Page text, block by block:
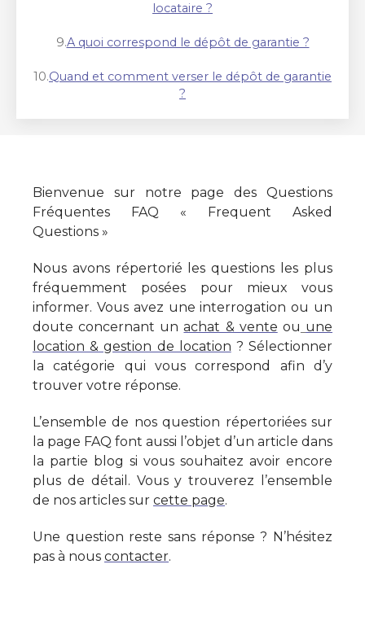
locataire ?
9.A quoi correspond le dépôt de garantie ?
10.Quand et comment verser le dépôt de garantie
?
Bienvenue sur notre page des Questions
Fréquentes FAQ « Frequent Asked
Questions »
Nous avons répertorié les questions les plus
fréquemment posées pour mieux vous
informer. Vous avez une interrogation ou un
doute concernant unachat & vente ou une
location & gestion de location ? Sélectionner
la catégorie qui vous correspond afin d’y
trouver votre réponse.
L’ensemble de nos question répertoriées sur
la page FAQ font aussi l’objet d’un article dans
la partie blog si vous souhaitez avoir encore
plus de détail. Vous y trouverez l’ensemble
de nos articles sur cette page.
Une question reste sans réponse ? N’hésitez
pas à nous contacter.